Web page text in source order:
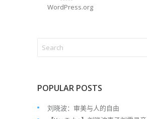
WordPress.org
POPULAR POSTS
刘晓波：审美与人的自由